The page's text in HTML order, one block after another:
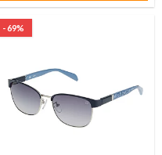
- 69%